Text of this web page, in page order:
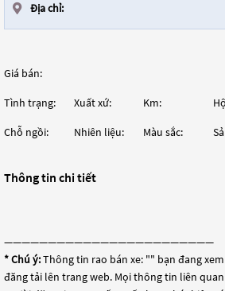
Địa chỉ:
Giá bán:
Tình trạng: Xuất xứ: Km:
Chỗ ngồi: Nhiên liệu: Màu sắc:
Thông tin chi tiết
————————————————————————
* Chú ý:Thông tin rao bán xe: "" bạn đang
đăng tải lên trang web. Mọi thông tin liên